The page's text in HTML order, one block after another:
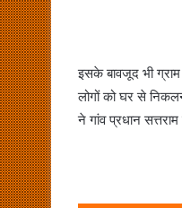
इसके बावजूद भी
लोगों को घर से
ने गांव प्रधान